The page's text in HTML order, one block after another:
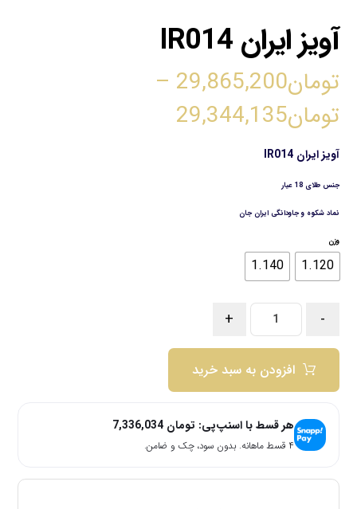
آویز ایران IR014
تومان29,865,200
–
تومان29,344,135
آویز ایرانIR014
جنس طلای 18 عیار
نماد شکوه و جاودانگی ایران جان
وزن
1.120
1.140
-
+
افزودن به سبد خرید
هر قسط با اسنپ‌پی: تومان 7,336,034
۴ قسط ماهانه. بدون سود، چک و ضامن.